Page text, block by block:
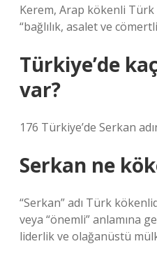
Kerem, Arap kökenli Türk
“bağlılık, asalet ve
Türkiye’de
var?
176 Türkiye’de Serkan
Serkan ne
“Serkan” adı Türk
veya “önemli” anlamına
liderlik ve olağanüstü